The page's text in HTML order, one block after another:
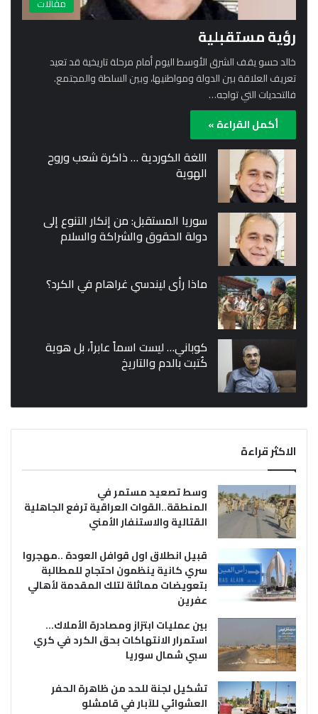
مقالات
رؤية مستقبلية
خالد حسو يقف الشرق الأوسط اليوم أمام مرحلة تاريخية قد تعيد
تعريف العلاقة بين الدولة ومواطنيها، وبين السلطة والمجتمع.
فالتحديات التي تواجه…
أكمل القراءة »
اللغة الكوردية … ذاكرة شعب وروح
الهوية
سوريا المستقبل: من إنكار التنوع إلى
دولة الحقوق والشراكة والسلام
ماذا رأى ليندسي غراهام في الكرد؟
كوباني… ليست اسماً عابراً، بل هوية
كُتبت بالدم والتاريخ
الاكثر قراءة
وسط تصعيد مستمر في
المنطقة..القوات العراقية ترفع الجاهلية
القتالية والاستنفار الأمني
قبيل انطلاق اول قوافل العودة ..مهجروا
سري كانية ينظمون احتجاج للمطالبة
بتعويضات مماثلة لتلك المقدمة لأهالي
عفرين
بين عمليات ابتزاز ومصادرة الأملاك…
استمرار الانتهاكات بحق الكرد في كري
سبي شمال سوريا
تشكيل لجنة للحد من ظاهرة الحفر
العشوائي للآبار في قامشلو